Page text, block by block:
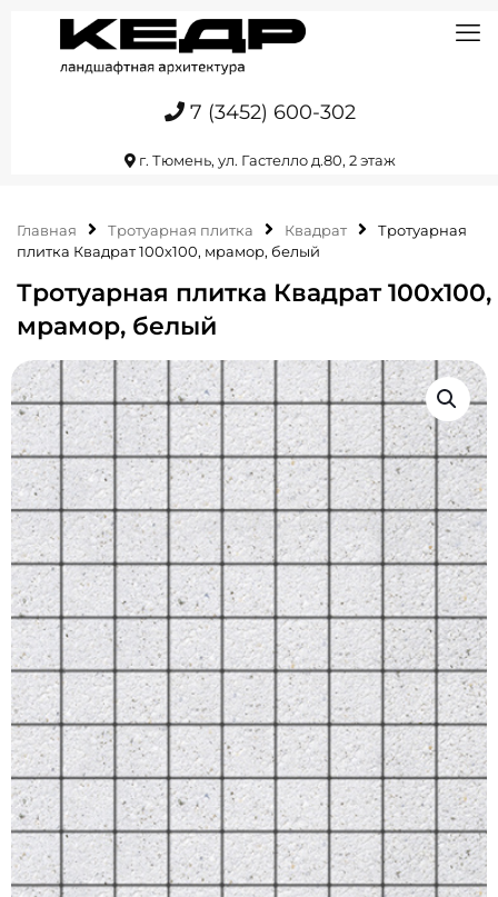
7 (3452) 600-302
г. Тюмень, ул. Гастелло д.80, 2 этаж
Главная Тротуарная плитка Квадрат
Тротуарная
плитка Квадрат 100х100, мрамор, белый
Тротуарная плитка Квадрат 100х100,
мрамор, белый